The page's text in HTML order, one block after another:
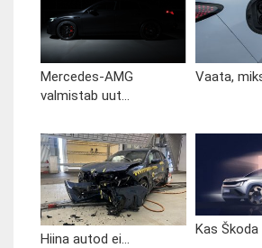
Mercedes-AMG
valmistab uut...
Vaata,
Hiina autod ei...
Kas Škoda